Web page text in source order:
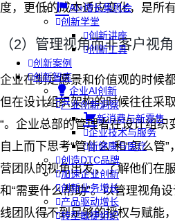
AI+增长集思会
创新学堂
创新讲座
创新工具
创新案例
创新智库
企业AI创新
产业创新洞察
新消费与新零售
企业技术与服务
新健康与医疗
创造DTC品牌
加速企业创新
创新业务增长
产品驱动增长
转型敏捷组织
度，更低的成本适应变化，是所
（2）管理视角而非客户视角
企业在制定愿景和价值观的时候都
但在设计组织架构的时候往往采
“。企业总部的管理者在设计组织
自上而下思考“管什么”和“怎么管
营团队的视角出发，了解他们在
和“需要什么帮助”。以管理视角
线团队得不到足够的授权与赋能